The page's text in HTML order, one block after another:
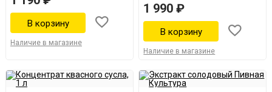
Наличие в магазине
1 990 ₽
Наличие в магазине